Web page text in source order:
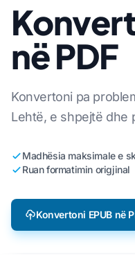
në PDF
Konvertoni pa
Lehtë, e shpejtë dhe
Madhësia maksimale e
Ruan formatimin origjinal
Konvertoni EPUB në